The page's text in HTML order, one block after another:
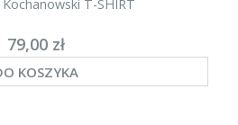
Kochanowski T-SHIRT
79,00 zł
KOSZYKA